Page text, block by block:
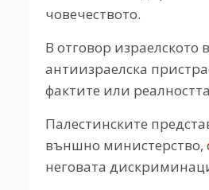
човечеството.
В отговор
антиизраелска
фактите или
Палестинските
външно министерство,
неговата